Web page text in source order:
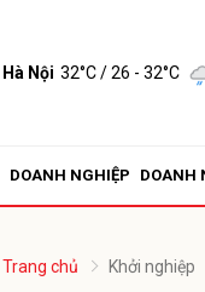
Hà Nội 32°C/ 26 - 32°C
DOANH NGHIỆP DOANH
Trang chủ Khởi nghiệp